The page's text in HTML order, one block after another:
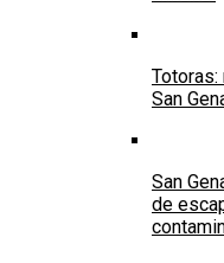
Totoras:
San
San
de